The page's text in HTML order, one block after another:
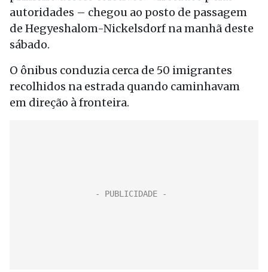
autoridades – chegou ao posto de passagem
de Hegyeshalom-Nickelsdorf na manhã deste
sábado.
O ônibus conduzia cerca de 50 imigrantes
recolhidos na estrada quando caminhavam
em direção à fronteira.